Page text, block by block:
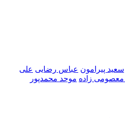
سعید پیرامون عباس رضایی علی
زاده موحد محمدپور